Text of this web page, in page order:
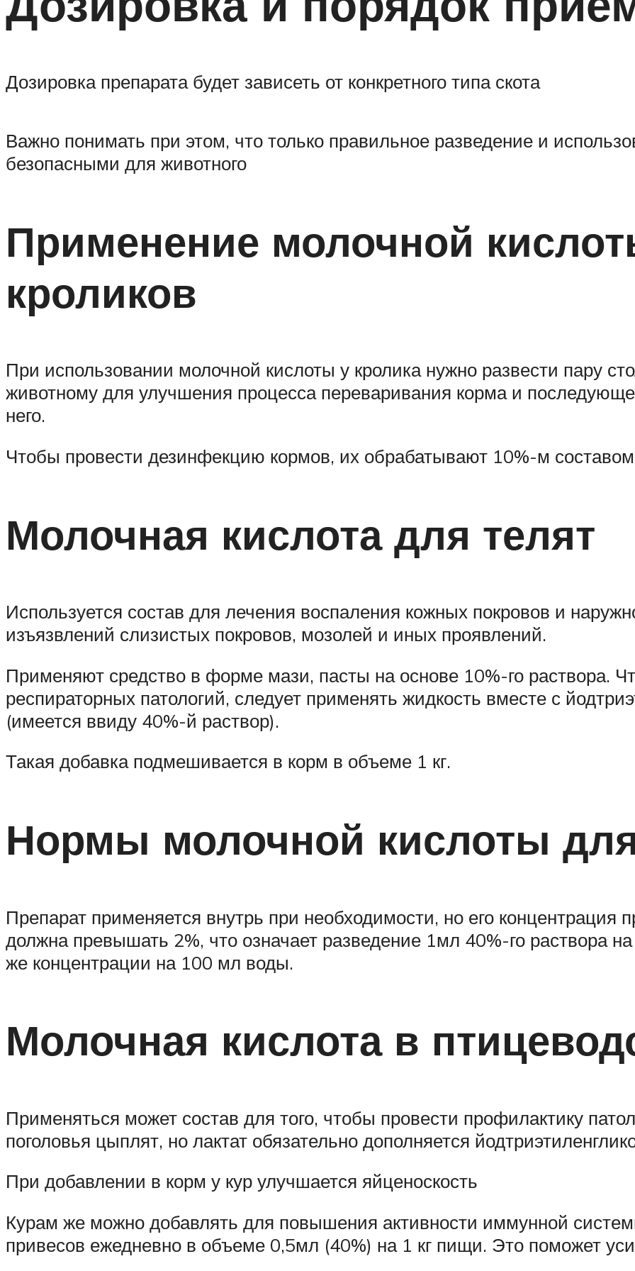
Дозировка препарата будет зависеть от конкретного типа скота
Важно понимать при этом, что только правильное разведение и
безопасными для животного
Применение молочной
кроликов
При использовании молочной кислоты у кролика нужно развести пару
животному для улучшения процесса переваривания корма и
него.
Чтобы провести дезинфекцию кормов, их обрабатывают 10%-м
Молочная кислота для телят
Используется состав для лечения воспаления кожных покровов и
изъязвлений слизистых покровов, мозолей и иных проявлений.
Применяют средство в форме мази, пасты на основе 10%-го раствора.
респираторных патологий, следует применять жидкость вместе с
(имеется ввиду 40%-й раствор).
Такая добавка подмешивается в корм в объеме 1 кг.
Нормы молочной кислоты
Препарат применяется внутрь при необходимости, но его концентрация
должна превышать 2%, что означает разведение 1мл 40%-го раствора
же концентрации на 100 мл воды.
Молочная кислота в
Применяться может состав для того, чтобы провести профилактику
поголовья цыплят, но лактат обязательно дополняется
При добавлении в корм у кур улучшается яйценоскость
Курам же можно добавлять для повышения активности иммунной
привесов ежедневно в объеме 0,5мл (40%) на 1 кг пищи. Это поможет